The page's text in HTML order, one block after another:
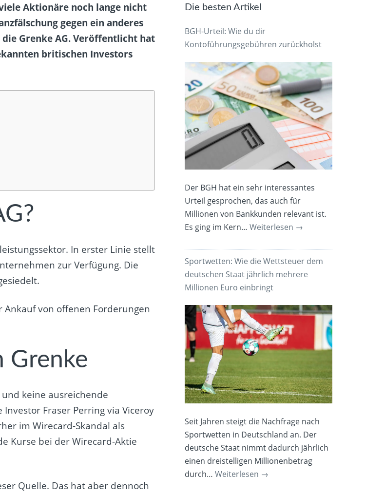
Aktionäre noch lange nicht
gegen ein anderes
Grenke AG. Veröffentlicht hat
britischen Investors
In erster Linie stellt
zur Verfügung. Die
Ankauf von offenen Forderungen
Grenke
keine ausreichende
Fraser Perring via Viceroy
im Wirecard-Skandal als
Kurse bei der Wirecard-Aktie
Quelle. Das hat aber dennoch
Die besten Artikel
BGH-Urteil: Wie du dir
Kontoführungsgebühren zurückholst
Der BGH hat ein sehr interessantes
Urteil gesprochen, das auch für
Millionen von Bankkunden relevant ist.
Es ging im Kern…Weiterlesen →
Sportwetten: Wie die Wettsteuer dem
deutschen Staat jährlich mehrere
Millionen Euro einbringt
Seit Jahren steigt die Nachfrage nach
Sportwetten in Deutschland an. Der
deutsche Staat nimmt dadurch jährlich
einen dreistelligen Millionenbetrag
durch…Weiterlesen →